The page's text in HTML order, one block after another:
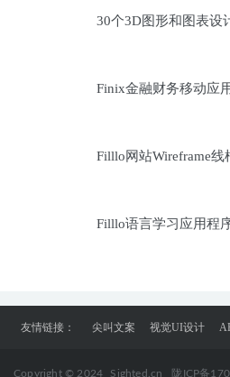
30个3D图形和图表设
Finix金融财务移动应
Filllo网站Wireframe
Filllo语言学习应用程
友情链接： 尖叫文案 视觉UI设计
Copyright © 2024 Sighted.cn 陇ICP备